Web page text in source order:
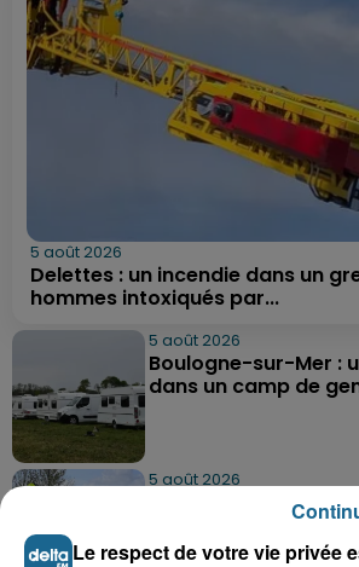
5 août 2026
Delettes : un incendie dans un
hommes intoxiqués par...
5 août 2026
Boulogne-sur-Mer :
dans un camp de
5 août 2026
Berck : une fillette
par une voiture
Le respect de votre vie privée